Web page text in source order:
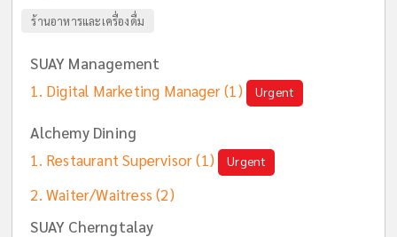
ร้านอาหารและเครื่องดื่ม
SUAY Management
Digital Marketing Manager(1) Urgent
Alchemy Dining
Restaurant Supervisor(1) Urgent
Waiter/Waitress (2)
SUAY Cherngtalay